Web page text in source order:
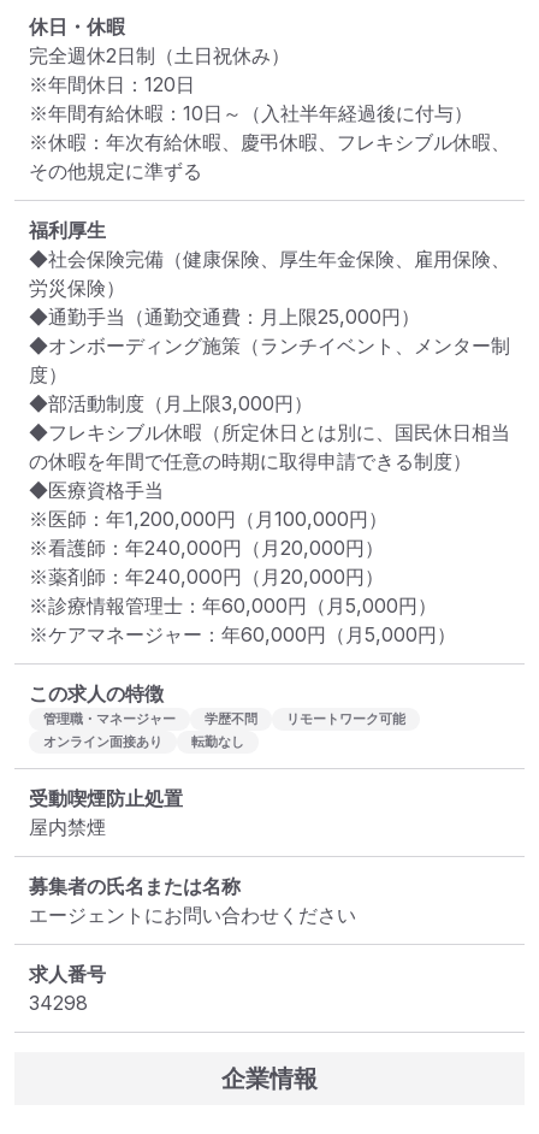
休日・休暇
完全週休2日制（土日祝休み）
※年間休日：120日
※年間有給休暇：10日～（入社半年経過後に付与）
※休暇：年次有給休暇、慶弔休暇、フレキシブル休暇、
その他規定に準ずる
福利厚生
◆社会保険完備（健康保険、厚生年金保険、雇用保険、
労災保険）
◆通勤手当（通勤交通費：月上限25,000円）
◆オンボーディング施策（ランチイベント、メンター制
度）
◆部活動制度（月上限3,000円）
◆フレキシブル休暇（所定休日とは別に、国民休日相当
の休暇を年間で任意の時期に取得申請できる制度）
◆医療資格手当
※医師：年1,200,000円（月100,000円）
※看護師：年240,000円（月20,000円）
※薬剤師：年240,000円（月20,000円）
※診療情報管理士：年60,000円（月5,000円）
※ケアマネージャー：年60,000円（月5,000円）
この求人の特徴
管理職・マネージャー 学歴不問
リモートワーク可能
オンライン面接あり
転勤なし
受動喫煙防止処置
屋内禁煙
募集者の氏名または名称
エージェントにお問い合わせください
求人番号
34298
企業情報